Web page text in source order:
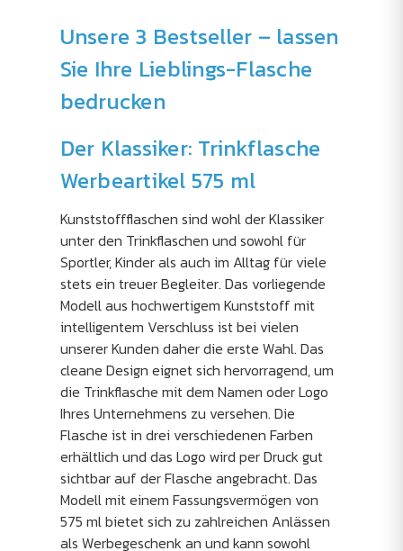
Unsere 3 Bestseller – lassen
Sie Ihre Lieblings-Flasche
bedrucken
Der Klassiker: Trinkflasche
Werbeartikel 575 ml
Kunststoffflaschen sind wohl der Klassiker
unter den Trinkflaschen und sowohl für
Sportler, Kinder als auch im Alltag für viele
stets ein treuer Begleiter. Das vorliegende
Modell aus hochwertigem Kunststoff mit
intelligentem Verschluss ist bei vielen
unserer Kunden daher die erste Wahl. Das
cleane Design eignet sich hervorragend, um
die Trinkflasche mit dem Namen oder Logo
Ihres Unternehmens zu versehen. Die
Flasche ist in drei verschiedenen Farben
erhältlich und das Logo wird per Druck gut
sichtbar auf der Flasche angebracht. Das
Modell mit einem Fassungsvermögen von
575 ml bietet sich zu zahlreichen Anlässen
als Werbegeschenk an und kann sowohl